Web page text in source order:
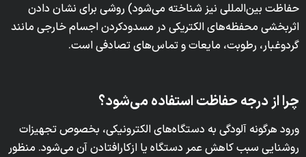
حفاظت بین‌المللی نیز شناخته می‌شود) روشی برای نشان‌ دادن
اثربخشی محفظه‌های الکتریکی در مسدودکردن اجسام خارجی مانند
گردوغبار، رطوبت، مایعات و تماس‌های تصادفی است.
چرا از درجه حفاظت استفاده می‌شود؟
ورود هرگونه آلودگی به دستگاه‌های الکترونیکی، بخصوص تجهیزات
روشنایی سبب کاهش عمر دستگاه یا ازکارافتادن آن می‌شود. منظور